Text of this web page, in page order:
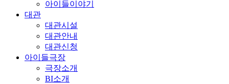
아이들이야기
대관
대관시설
대관안내
대관신청
아이들극장
극장소개
BI소개